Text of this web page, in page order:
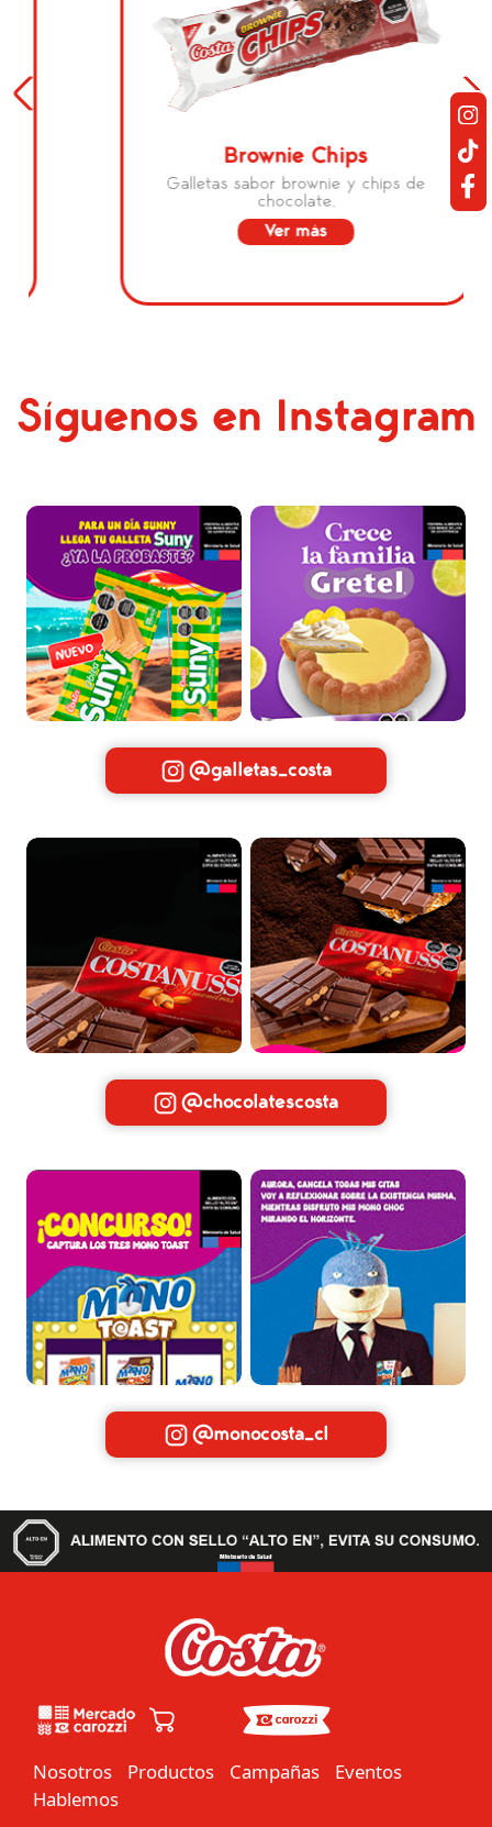
Brownie Chips
Galletas sabor brownie y chips de
chocolate.
Ver más
Síguenos en Instagram
@galletas_costa
@chocolatescosta
@monocosta_cl
Nosotros Productos Campañas
Eventos
Hablemos